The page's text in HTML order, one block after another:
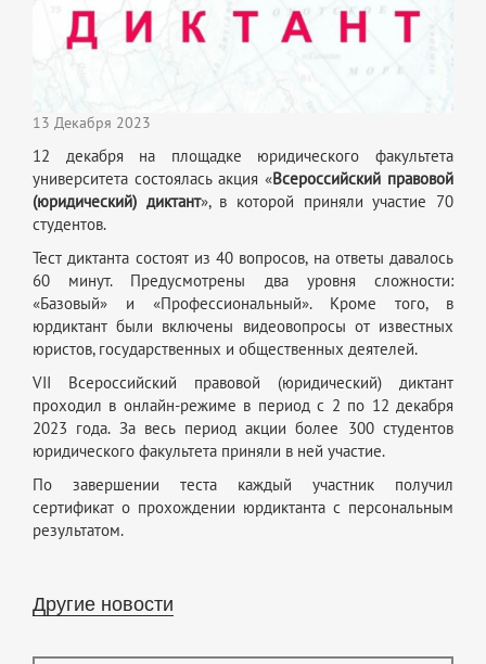
13 Декабря 2023
12 декабря на площадке юридического факультета
университета состоялась акция «Всероссийский правовой
(юридический) диктант», в которой приняли участие 70
студентов.
Тест диктанта состоят из 40 вопросов, на ответы давалось
60 минут. Предусмотрены два уровня сложности:
«Базовый» и «Профессиональный». Кроме того, в
юрдиктант были включены видеовопросы от известных
юристов, государственных и общественных деятелей.
VII Всероссийский правовой (юридический) диктант
проходил в онлайн-режиме в период с 2 по 12 декабря
2023 года. За весь период акции более 300 студентов
юридического факультета приняли в ней участие.
По завершении теста каждый участник получил
сертификат о прохождении юрдиктанта с персональным
результатом.
Другие новости